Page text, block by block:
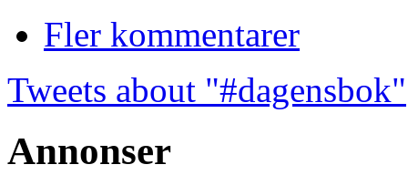
Fler kommentarer
Tweets about "#dagensbok"
Annonser